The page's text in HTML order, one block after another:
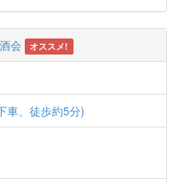
会 オススメ!
車、徒歩約5分)